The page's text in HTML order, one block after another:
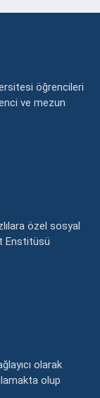
öğrencileri
ve mezun
özel sosyal
Enstitüsü
olarak
olup